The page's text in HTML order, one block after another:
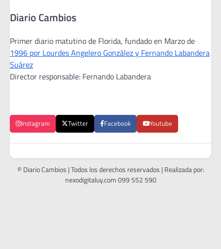
Diario Cambios
Primer diario matutino de Florida, fundado en Marzo de
1996 por Lourdes Angelero González y Fernando Labandera
Suárez
Director responsable: Fernando Labandera
Instagram Twitter Facebook Youtube